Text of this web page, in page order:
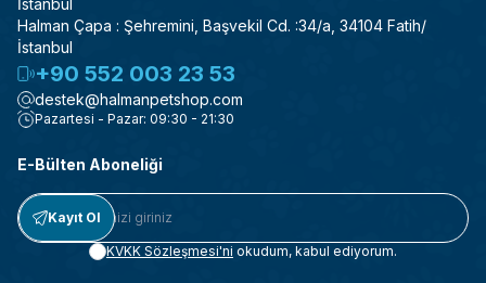
Halman Çapa : Şehremini, Başvekil Cd. :34/a, 34104 Fatih/
İstanbul
+90 552 003 23 53
destek@halmanpetshop.com
Pazartesi - Pazar: 09:30 - 21:30
E-Bülten Aboneliği
Kayıt Ol
KVKK Sözleşmesi'ni okudum, kabul ediyorum.